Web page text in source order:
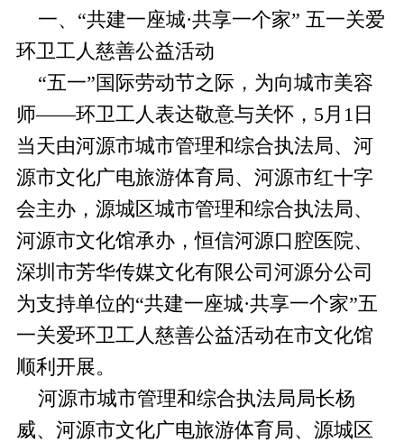
一、“共建一座城·共享一个家” 五一关爱
环卫工人慈善公益活动
“五一”国际劳动节之际，为向城市美容
师——环卫工人表达敬意与关怀，5月1日
当天由河源市城市管理和综合执法局、河
源市文化广电旅游体育局、河源市红十字
会主办，源城区城市管理和综合执法局、
河源市文化馆承办，恒信河源口腔医院、
深圳市芳华传媒文化有限公司河源分公司
为支持单位的“共建一座城·共享一个家”五
一关爱环卫工人慈善公益活动在市文化馆
顺利开展。
河源市城市管理和综合执法局局长杨
威、河源市文化广电旅游体育局、源城区